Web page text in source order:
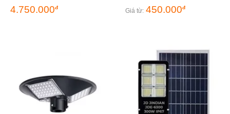
4.750.000đ Giá từ: 450.000đ